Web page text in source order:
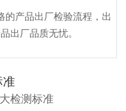
的产品出厂检验流程，出
出厂品质无忧。
检测标准